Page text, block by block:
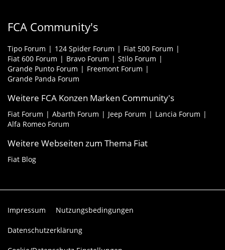
FCA Community's
Tipo Forum 124 Spider Forum
Fiat 500 Forum
Fiat 600 Forum
Bravo Forum
Stilo Forum
Grande Punto Forum
Freemont Forum
Grande Panda Forum
Weitere FCA Konzen Marken Community's
Fiat Forum Abarth Forum Jeep Forum
Lancia Forum
Alfa Romeo Forum
Weitere Webseiten zum Thema Fiat
Fiat Blog
Impressum Nutzungsbedingungen
Datenschutzerklärung